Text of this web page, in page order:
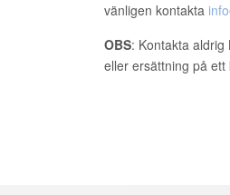
vänligen kontakta
OBS: Kontakta
eller ersättning på